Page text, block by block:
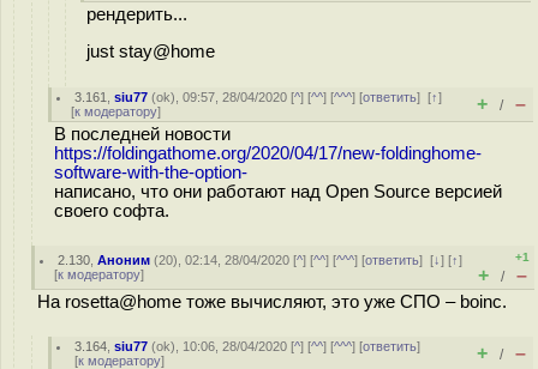
рендерить...
just stay@home
3.161 ,siu77 (ok), 09:57, 28/04/2020 [^] [^^] [^^^] [ответить][↑]
[к модератору] + / –
В последней новости
https://foldingathome.org/2020/04/17/new-foldinghome-
software-with-the-option-
написано, что они работают над Open Source версией
своего софта.
2.130 ,Аноним (20), 02:14, 28/04/2020 [^] [^^] [^^^] [ответить][↓] [↑]
[к модератору]
+1
+ / –
На rosetta@home тоже вычисляют, это уже СПО – boinc.
3.164 ,siu77 (ok), 10:06, 28/04/2020 [^] [^^] [^^^] [ответить]
[к модератору] + / –